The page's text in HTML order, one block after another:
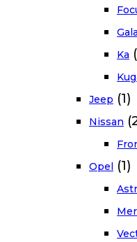
Ka
Jeep (1)
Nissan
Opel (1)